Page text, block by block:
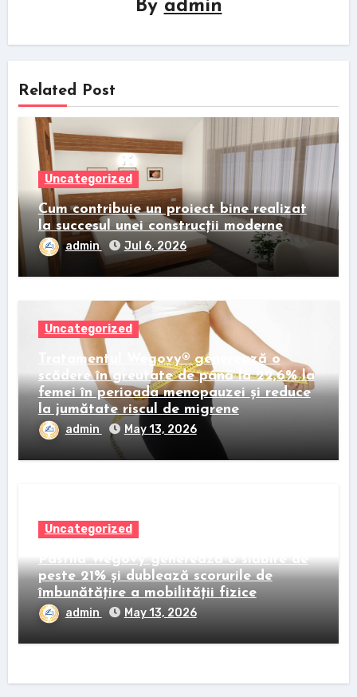
By admin
Related Post
Uncategorized
Cum contribuie un proiect bine realizat
la succesul unei construcții moderne
admin Jul 6, 2026
Uncategorized
Tratamentul Wegovy® generează o
scădere în greutate de până la 22,6% la
femei în perioada menopauzei și reduce
la jumătate riscul de migrene
admin May 13, 2026
Uncategorized
Pastila Wegovy generează o slăbire de
peste 21% și dublează scorurile de
îmbunătățire a mobilității fizice
admin May 13, 2026